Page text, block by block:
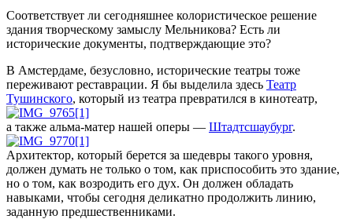
Соответствует ли сегодняшнее колористическое решение
здания творческому замыслу Мельникова? Есть ли
исторические документы, подтверждающие это?
В Амстердаме, безусловно, исторические театры тоже
переживают реставрации. Я бы выделила здесь Театр
Тушинского, который из театра превратился в кинотеатр,
а также альма-матер нашей оперы — Штадтсшаубург.
Архитектор, который берется за шедевры такого уровня,
должен думать не только о том, как приспособить это здание,
но о том, как возродить его дух. Он должен обладать
навыками, чтобы сегодня деликатно продолжить линию,
заданную предшественниками.